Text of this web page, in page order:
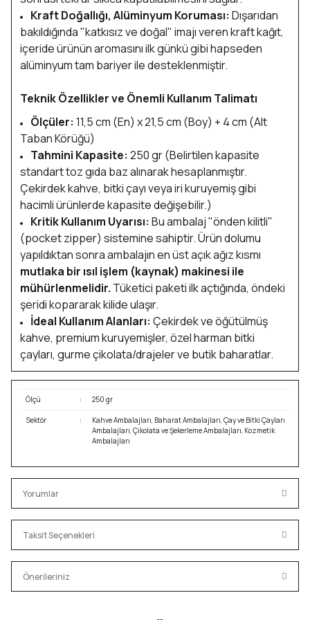
Kraft Doğallığı, Alüminyum Koruması: Dışarıdan
bakıldığında "katkısız ve doğal" imajı veren kraft kağıt,
içeride ürünün aromasını ilk günkü gibi hapseden
alüminyum tam bariyer ile desteklenmiştir.
Teknik Özellikler ve Önemli Kullanım Talimatı
Ölçüler: 11,5 cm (En) x 21,5 cm (Boy) + 4 cm (Alt
Taban Körüğü)
Tahmini Kapasite: 250 gr(Belirtilen kapasite
standart toz gıda baz alınarak hesaplanmıştır.
Çekirdek kahve, bitki çayı veya iri kuruyemiş gibi
hacimli ürünlerde kapasite değişebilir.)
Kritik Kullanım Uyarısı: Bu ambalaj "önden kilitli"
(pocket zipper) sistemine sahiptir. Ürün dolumu
yapıldıktan sonra ambalajın en üst açık ağız kısmı
mutlaka bir ısıl işlem (kaynak) makinesi ile
mühürlenmelidir. Tüketici paketi ilk açtığında, öndeki
şeridi kopararak kilide ulaşır.
İdeal Kullanım Alanları: Çekirdek ve öğütülmüş
kahve, premium kuruyemişler, özel harman bitki
çayları, gurme çikolata/drajeler ve butik baharatlar.
Ölçü : 250 gr
Sektör :
Kahve Ambalajları, Baharat Ambalajları, Çay ve Bitki Çayları
Ambalajları, Çikolata ve Şekerleme Ambalajları, Kozmetik
Ambalajları
Yorumlar
Bu ürüne ilk yorumu siz yapın!
Taksit Seçenekleri
Önerileriniz